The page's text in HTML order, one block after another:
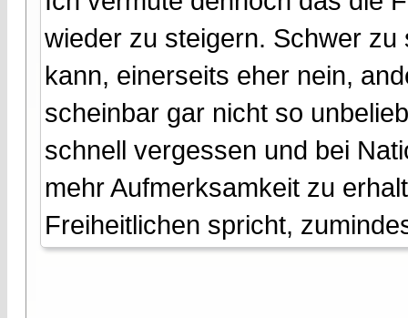
wieder zu steigern. Schwer
kann, einerseits eher nein,
scheinbar gar nicht so
schnell vergessen und bei
mehr Aufmerksamkeit zu
Freiheitlichen spricht,